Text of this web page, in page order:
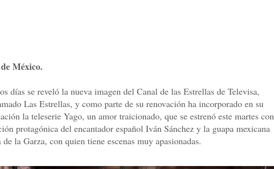
México.
días se reveló la nueva imagen del Canal de las Estrellas de Televisa,
Las Estrellas, y como parte de su renovación ha incorporado en su
la teleserie Yago, un amor traicionado, que se estrenó este martes con
protagónica del encantador español Iván Sánchez y la guapa mexicana
la Garza, con quien tiene escenas muy apasionadas.